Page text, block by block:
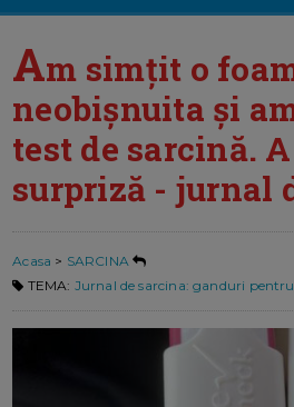
Am simțit o
neobișnuita și
test de sarcină.
surpriză - jurnal
Acasa > SARCINA
TEMA: Jurnal de sarcina: ganduri